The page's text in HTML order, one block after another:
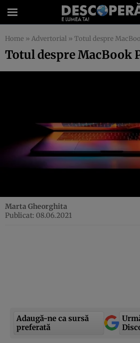
Home » Advertorial » Totul despre
Totul despre MacBook
Marta Gheorghita
Publicat: 08.06.2021
Adaugă-ne ca sursă
preferată